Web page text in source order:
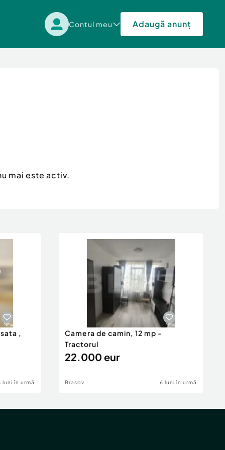
Contul meu Adaugă anunț
mai este activ.
,
luni în urmă
Camera de camin, 12 mp -
Tractorul
22.000 eur
Brasov 6 luni în urmă